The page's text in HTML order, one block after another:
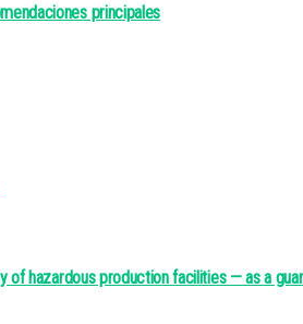
principales
of hazardous production facilities — as a